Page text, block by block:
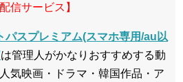
信サービス】
パスプレミアム(スマホ専用/au以
は管理人がかなりおすすめする動
気映画・ドラマ・韓国作品・ア